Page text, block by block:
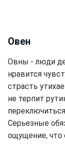
Овен
Овны - люди
нравится
страсть
не терпит
Серьезные
ощущение, что